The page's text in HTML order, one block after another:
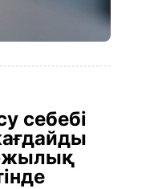
себебі